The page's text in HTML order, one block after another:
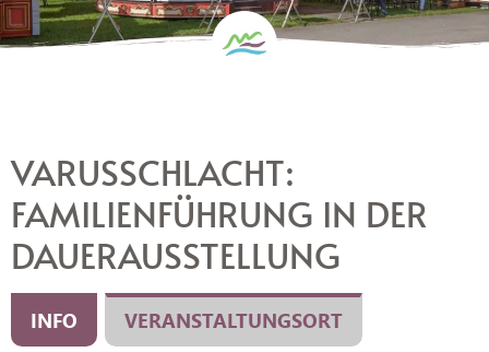
VARUSSCHLACHT:
FAMILIENFÜHRUNG IN DER
DAUERAUSSTELLUNG
INFO VERANSTALTUNGSORT